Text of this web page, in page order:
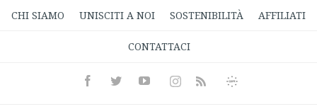
CHI SIAMO UNISCITI A NOI SOSTENIBILITÀ AFFILIATI
CONTATTACI
FacebookTwitterYoutubeInstagramRss
Informativa